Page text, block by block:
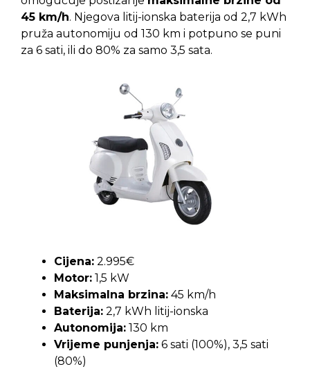
45 km/h. Njegova litij-ionska baterija od 2,7 kWh
pruža autonomiju od 130 km i potpuno se puni
za 6 sati, ili do 80% za samo 3,5 sata.
Cijena: 2.995€
Motor: 1,5 kW
Maksimalna brzina: 45 km/h
Baterija: 2,7 kWh litij-ionska
Autonomija: 130 km
Vrijeme punjenja: 6 sati (100%), 3,5 sati
(80%)